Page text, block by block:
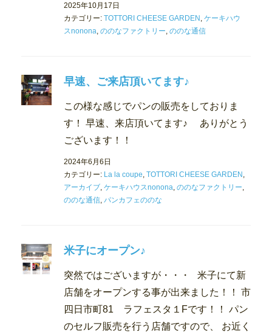
2025年10月17日
カテゴリー: TOTTORI CHEESE GARDEN ケーキハウ
スnonona ののなファクトリー ののな通信
早速、ご来店頂いてます♪
この様な感じでパンの販売をしておりま
す！ 早速、来店頂いてます♪ ありがとう
ございます！！
2024年6月6日
カテゴリー: La la coupe, TOTTORI CHEESE GARDEN ,
アーカイブ, ケーキハウスnonona, ののなファクトリー,
ののな通信, パンカフェののな
米子にオープン♪
突然ではございますが・・・ 米子にて新
店舗をオープンする事が出来ました！！ 市
四日市町81 ラフェスタ１Fです！！ パン
のセルフ販売を行う店舗ですので、 お近く